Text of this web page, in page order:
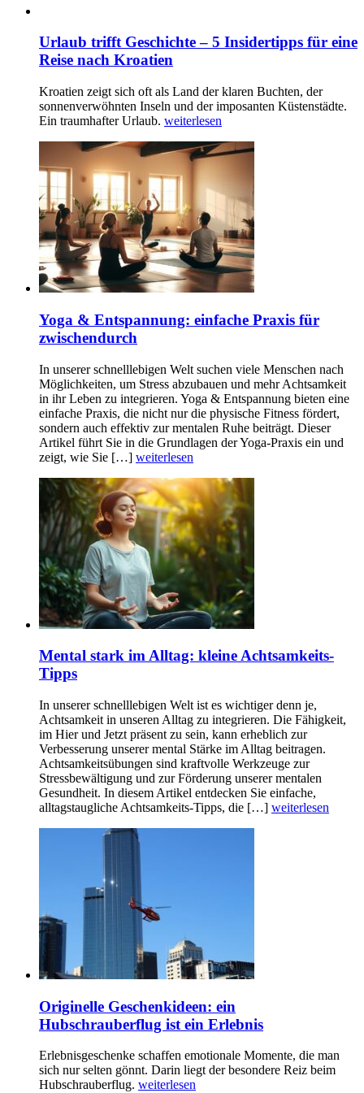
Urlaub trifft Geschichte – 5 Insidertipps für eine
Reise nach Kroatien
Kroatien zeigt sich oft als Land der klaren Buchten, der
sonnenverwöhnten Inseln und der imposanten Küstenstädte.
Ein traumhafter Urlaub. weiterlesen
Yoga & Entspannung: einfache Praxis für
zwischendurch
In unserer schnelllebigen Welt suchen viele Menschen nach
Möglichkeiten, um Stress abzubauen und mehr Achtsamkeit
in ihr Leben zu integrieren. Yoga & Entspannung bieten eine
einfache Praxis, die nicht nur die physische Fitness fördert,
sondern auch effektiv zur mentalen Ruhe beiträgt. Dieser
Artikel führt Sie in die Grundlagen der Yoga-Praxis ein und
zeigt, wie Sie […] weiterlesen
Mental stark im Alltag: kleine Achtsamkeits-
Tipps
In unserer schnelllebigen Welt ist es wichtiger denn je,
Achtsamkeit in unseren Alltag zu integrieren. Die Fähigkeit,
im Hier und Jetzt präsent zu sein, kann erheblich zur
Verbesserung unserer mental Stärke im Alltag beitragen.
Achtsamkeitsübungen sind kraftvolle Werkzeuge zur
Stressbewältigung und zur Förderung unserer mentalen
Gesundheit. In diesem Artikel entdecken Sie einfache,
alltagstaugliche Achtsamkeits-Tipps, die […] weiterlesen
Originelle Geschenkideen: ein
Hubschrauberflug ist ein Erlebnis
Erlebnisgeschenke schaffen emotionale Momente, die man
sich nur selten gönnt. Darin liegt der besondere Reiz beim
Hubschrauberflug. weiterlesen